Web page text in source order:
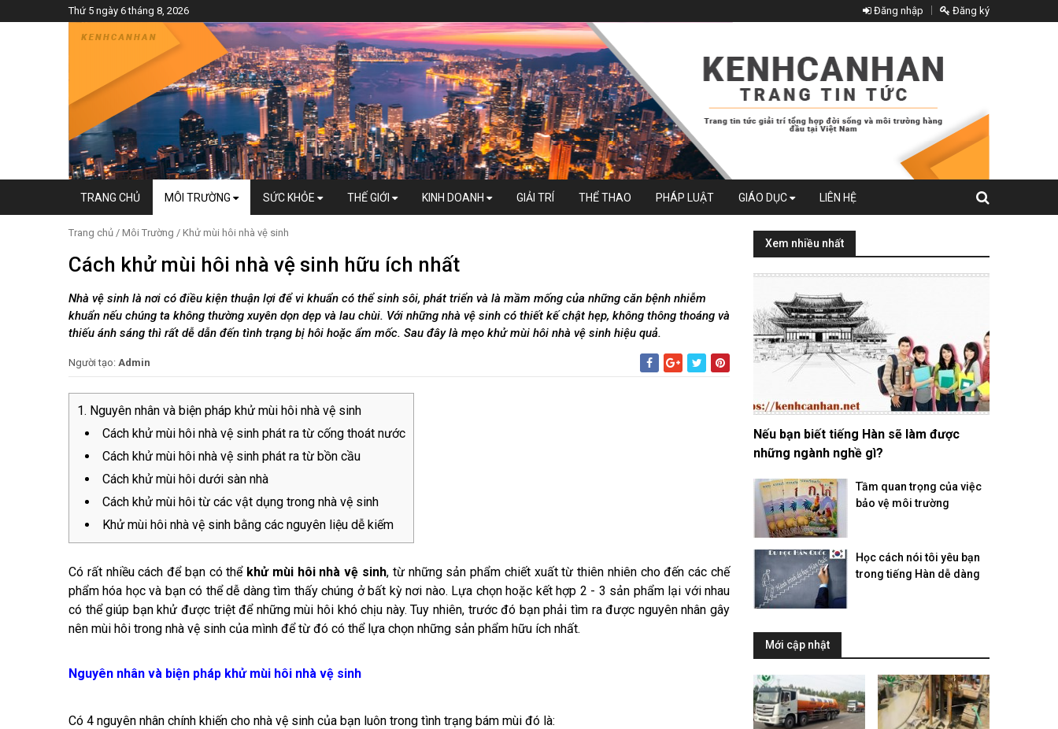
Thứ 5 ngày 6 tháng 8, 2026 Đăng nhập Đăng ký
TRANG CHỦ MÔI TRƯỜNG SỨC KHỎE THẾ GIỚI KINH DOANH GIẢI TRÍ THỂ THAO PHÁP LUẬT GIÁO DỤC LIÊN HỆ
Trang chủ / Môi Trường / Khử mùi hôi nhà vệ sinh
Cách khử mùi hôi nhà vệ sinh hữu ích nhất
Nhà vệ sinh là nơi có điều kiện thuận lợi để vi khuẩn có thể sinh sôi, phát triển và là mầm mống của những căn bệnh nhiễm
khuẩn nếu chúng ta không thường xuyên dọn dẹp và lau chùi. Với những nhà vệ sinh có thiết kế chật hẹp, không thông thoáng và
thiếu ánh sáng thì rất dễ dẫn đến tình trạng bị hôi hoặc ẩm mốc. Sau đây là mẹo khử mùi hôi nhà vệ sinh hiệu quả.
Người tạo: Admin
Nguyên nhân và biện pháp khử mùi hôi nhà vệ sinh
Cách khử mùi hôi nhà vệ sinh phát ra từ cống thoát nước
Cách khử mùi hôi nhà vệ sinh phát ra từ bồn cầu
Cách khử mùi hôi dưới sàn nhà
Cách khử mùi hôi từ các vật dụng trong nhà vệ sinh
Khử mùi hôi nhà vệ sinh bằng các nguyên liệu dễ kiếm
Có rất nhiều cách để bạn có thể khử mùi hôi nhà vệ sinh, từ những sản phẩm chiết xuất từ thiên nhiên cho đến các chế
phẩm hóa học và bạn có thể dễ dàng tìm thấy chúng ở bất kỳ nơi nào. Lựa chọn hoặc kết hợp 2 - 3 sản phẩm lại với nhau
có thể giúp bạn khử được triệt để những mùi hôi khó chịu này. Tuy nhiên, trước đó bạn phải tìm ra được nguyên nhân gây
nên mùi hôi trong nhà vệ sinh của mình để từ đó có thể lựa chọn những sản phẩm hữu ích nhất.
Nguyên nhân và biện pháp khử mùi hôi nhà vệ sinh
Có 4 nguyên nhân chính khiến cho nhà vệ sinh của bạn luôn trong tình trạng bám mùi đó là:
Xem nhiều nhất
Nếu bạn biết tiếng Hàn sẽ làm được
những ngành nghề gì?
Tầm quan trọng của việc
bảo vệ môi trường
Học cách nói tôi yêu bạn
trong tiếng Hàn dễ dàng
Mới cập nhật